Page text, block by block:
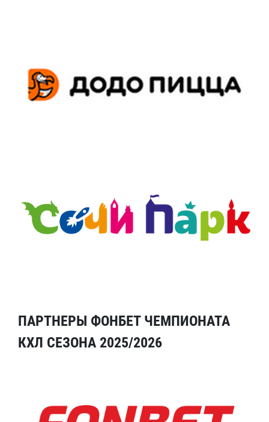
ПАРТНЕРЫ ФОНБЕТ ЧЕМПИОНАТА
КХЛ СЕЗОНА 2025/2026